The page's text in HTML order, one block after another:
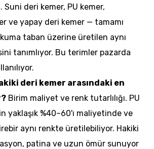
Suni deri kemer, PU kemer,
ve yapay deri kemer — tamamı
taban üzerine üretilen aynı
tanımlıyor. Bu terimler pazarda
deri kemer arasındaki en
Birim maliyet ve renk tutarlılığı. PU
yaklaşık %40–60'ı maliyetinde ve
aynı renkte üretilebiliyor. Hakiki
patina ve uzun ömür sunuyor